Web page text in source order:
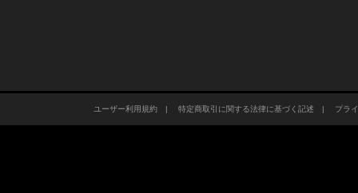
ユーザー利用規約| 特定商取引に関する法律に基づく記述 | プラ